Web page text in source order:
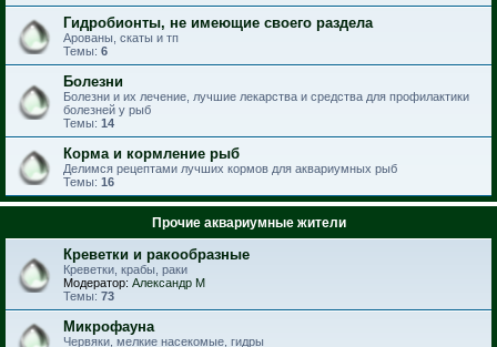
Гидробионты, не имеющие своего раздела
Арованы, скаты и тп
Темы: 6
Болезни
Болезни и их лечение, лучшие лекарства и средства для профилактики
болезней у рыб
Темы: 14
Корма и кормление рыб
Делимся рецептами лучших кормов для аквариумных рыб
Темы: 16
Прочие аквариумные жители
Креветки и ракообразные
Креветки, крабы, раки
Модератор: Александр М
Темы: 73
Микрофауна
Червяки, мелкие насекомые, гидры